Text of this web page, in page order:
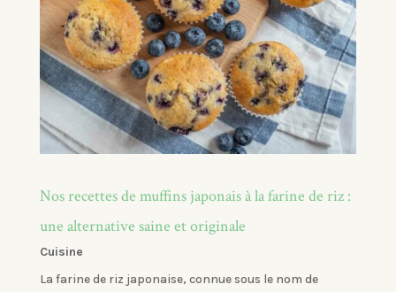
Nos recettes de muffins japonais à la farine de riz :
une alternative saine et originale
Cuisine
La farine de riz japonaise, connue sous le nom de